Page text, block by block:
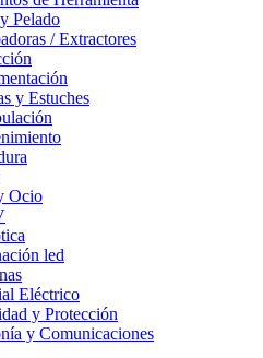
Pelado
/ Extractores
y Estuches
Ocio
led
Eléctrico
y Protección
y Comunicaciones